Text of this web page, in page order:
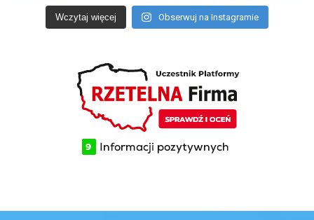
Wczytaj więcej Obserwuj na Instagramie